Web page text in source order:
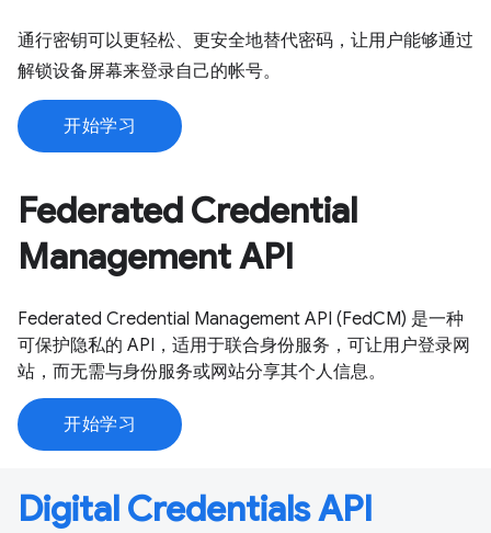
通行密钥可以更轻松、更安全地替代密码，让用户能够通过
解锁设备屏幕来登录自己的帐号。
开始学习
Federated Credential
Management API
Federated Credential Management API (FedCM) 是一种
可保护隐私的 API，适用于联合身份服务，可让用户登录网
站，而无需与身份服务或网站分享其个人信息。
开始学习
Digital Credentials API